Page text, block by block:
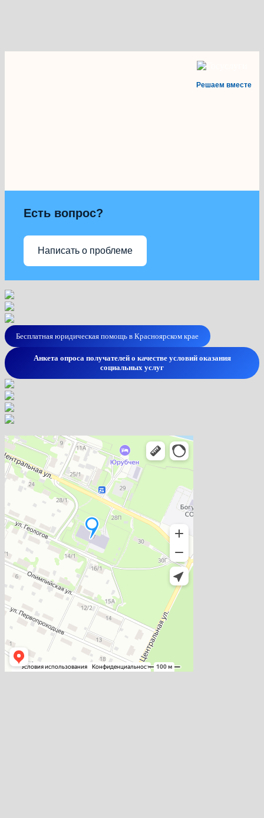
Решаем вместе
Есть вопрос?
Написать о проблеме
Бесплатная юридическая помощь в Красноярском крае
Анкета опроса получателей о качестве условий оказания
социальных услуг